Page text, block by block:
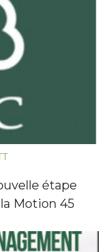
étape
Motion 45